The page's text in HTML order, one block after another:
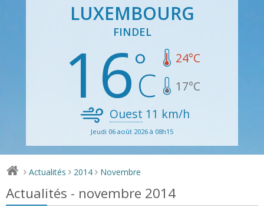
LUXEMBOURG
FINDEL
16 24°C
17°C
Ouest 11 km/h
Jeudi 06 août 2026 à 08h15
> Actualités > 2014 > Novembre
Actualités - novembre 2014